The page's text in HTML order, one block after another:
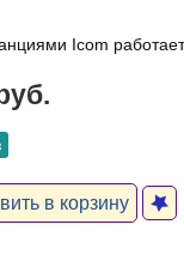
Icom
в корзину